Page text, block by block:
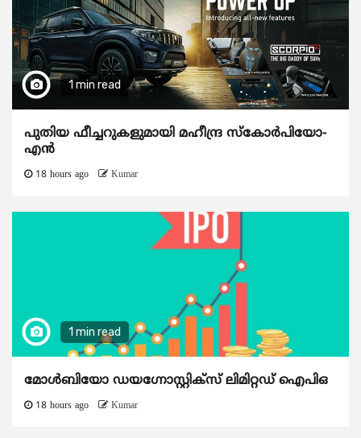
1 min read
പുതിയ ഫീച്ചറുകളുമായി മഹീന്ദ്ര സ്കോർപിയോ-
എൻ
18 hours ago Kumar
1 min read
മോൾബിയോ ഡയഗ്നോസ്റ്റിക്സ് ലിമിറ്റഡ് ഐപിഒ
18 hours ago Kumar